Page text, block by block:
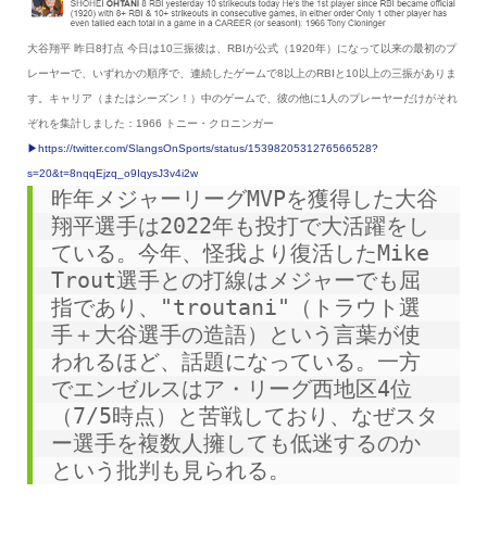
大谷翔平 昨日8打点 今日は10三振彼は、RBIが公式（1920年）になって以来の最初のプ
レーヤーで、いずれかの順序で、連続したゲームで8以上のRBIと10以上の三振がありま
す。キャリア（またはシーズン！）中のゲームで、彼の他に1人のプレーヤーだけがそれ
ぞれを集計しました：1966 トニー・クロニンガー
▶︎https://twitter.com/SlangsOnSports/status/1539820531276566528?
s=20&t=8nqqEjzq_o9IqysJ3v4i2w
昨年メジャーリーグMVPを獲得した大谷
翔平選手は2022年も投打で大活躍をし
ている。今年、怪我より復活したMike
Trout選手との打線はメジャーでも屈
指であり、"troutani"（トラウト選
手＋大谷選手の造語）という言葉が使
われるほど、話題になっている。一方
でエンゼルスはア・リーグ西地区4位
（7/5時点）と苦戦しており、なぜスタ
ー選手を複数人擁しても低迷するのか
という批判も見られる。